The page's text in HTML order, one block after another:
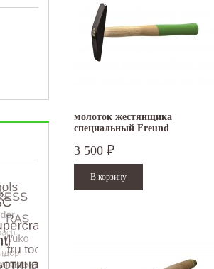
молоток жестянщика
специальный Freund
3 500 ₽